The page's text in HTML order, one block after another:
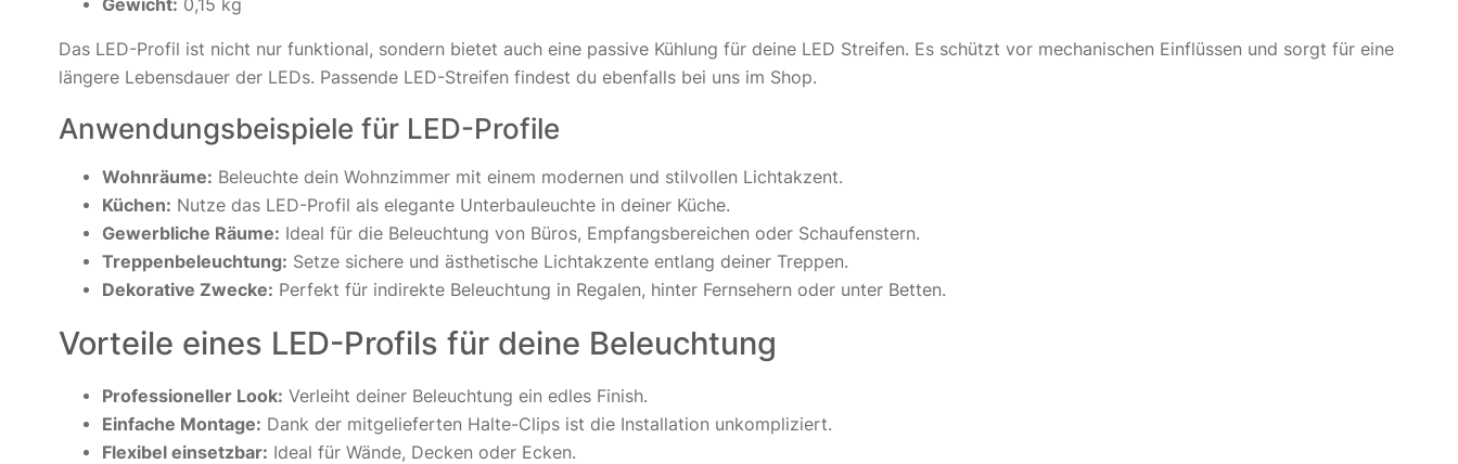
Gewicht: 0,15 kg
Das LED-Profil ist nicht nur funktional, sondern bietet auch eine passive Kühlung für deine LED Streifen. Es schützt vor mechanischen Einflüssen und sorgt für eine
längere Lebensdauer der LEDs. Passende LED-Streifen findest du ebenfalls bei uns im Shop.
Anwendungsbeispiele für LED-Profile
Wohnräume: Beleuchte dein Wohnzimmer mit einem modernen und stilvollen Lichtakzent.
Küchen: Nutze das LED-Profil als elegante Unterbauleuchte in deiner Küche.
Gewerbliche Räume: Ideal für die Beleuchtung von Büros, Empfangsbereichen oder Schaufenstern.
Treppenbeleuchtung: Setze sichere und ästhetische Lichtakzente entlang deiner Treppen.
Dekorative Zwecke: Perfekt für indirekte Beleuchtung in Regalen, hinter Fernsehern oder unter Betten.
Vorteile eines LED-Profils für deine Beleuchtung
Professioneller Look: Verleiht deiner Beleuchtung ein edles Finish.
Einfache Montage: Dank der mitgelieferten Halte-Clips ist die Installation unkompliziert.
Flexibel einsetzbar: Ideal für Wände, Decken oder Ecken.